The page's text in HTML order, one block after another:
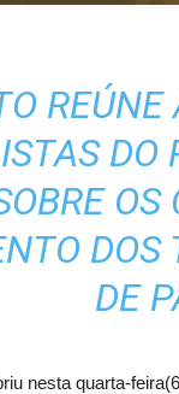
REÚNE
DOS
DE
nesta quarta-